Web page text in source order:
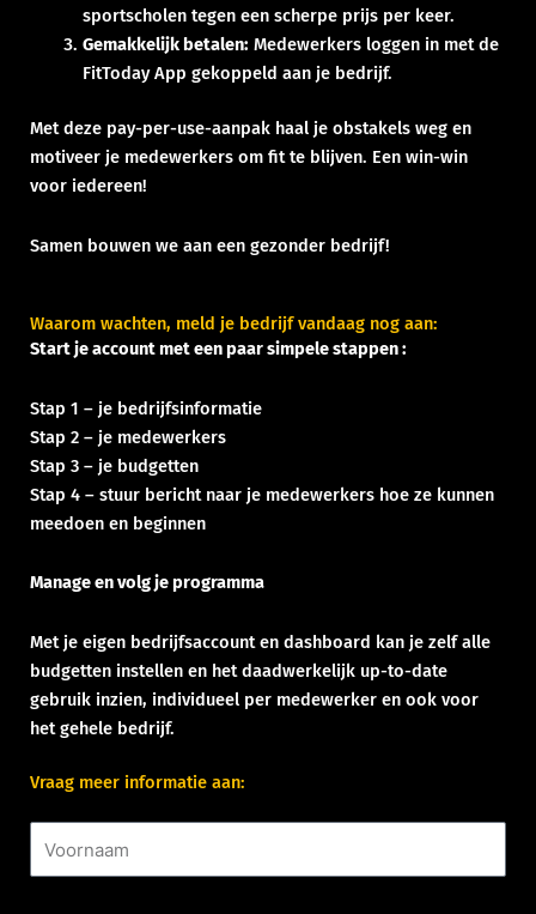
sportscholen tegen een scherpe prijs per keer.
Gemakkelijk betalen: Medewerkers loggen in met de
FitToday App gekoppeld aan je bedrijf.
Met deze pay-per-use-aanpak haal je obstakels weg en
motiveer je medewerkers om fit te blijven. Een win-win
voor iedereen!
Samen bouwen we aan een gezonder bedrijf!
Waarom wachten, meld je bedrijf vandaag nog aan:
Start je account met een paar simpele stappen :
Stap 1 – je bedrijfsinformatie
Stap 2 – je medewerkers
Stap 3 – je budgetten
Stap 4 – stuur bericht naar je medewerkers hoe ze kunnen
meedoen en beginnen
Manage en volg je programma
Met je eigen bedrijfsaccount en dashboard kan je zelf alle
budgetten instellen en het daadwerkelijk up-to-date
gebruik inzien, individueel per medewerker en ook voor
het gehele bedrijf.
Vraag meer informatie aan: